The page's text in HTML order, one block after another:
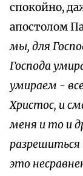
спокойно,
апостолом
мы, для
Господа
умираем -
Христос, и
меня и то и
это